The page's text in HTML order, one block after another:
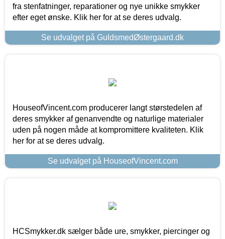
fra stenfatninger, reparationer og nye unikke smykker
efter eget ønske. Klik her for at se deres udvalg.
Se udvalget på GuldsmedØstergaard.dk
HouseofVincent.com producerer langt størstedelen af
deres smykker af genanvendte og naturlige materialer
uden på nogen måde at kompromittere kvaliteten. Klik
her for at se deres udvalg.
Se udvalget på HouseofVincent.com
HCSmykker.dk sælger både ure, smykker, piercinger og